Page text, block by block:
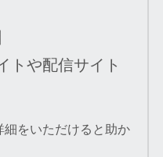
トや配信サイト
をいただけると助か